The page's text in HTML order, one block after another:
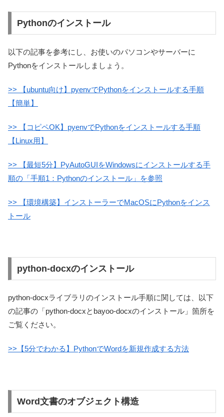
Pythonのインストール
以下の記事を参考にし、お使いのパソコンやサーバーに
Pythonをインストールしましょう。
>> 【ubuntu向け】pyenvでPythonをインストールする手順
【簡単】
>> 【コピペOK】pyenvでPythonをインストールする手順
【Linux用】
>> 【最短5分】PyAutoGUIをWindowsにインストールする手
順の「手順1：Pythonのインストール」を参照
>> 【環境構築】インストーラーでMacOSにPythonをインス
トール
python-docxのインストール
python-docxライブラリのインストール手順に関しては、以下
の記事の「python-docxとbayoo-docxのインストール」箇所を
ご覧ください。
>>【5分でわかる】PythonでWordを新規作成する方法
Word文書のオブジェクト構造